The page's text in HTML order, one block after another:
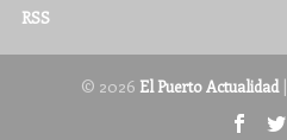
RSS
© 2026 El Puerto Actualidad|